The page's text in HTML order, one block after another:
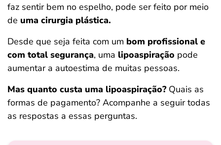
faz sentir bem no espelho, pode ser feito por meio
de uma cirurgia plástica.
Desde que seja feita com um bom profissional e
com total segurança, uma lipoaspiração pode
aumentar a autoestima de muitas pessoas.
Mas quanto custa uma lipoaspiração?Quais as
formas de pagamento? Acompanhe a seguir todas
as respostas a essas perguntas.